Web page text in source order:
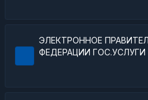
ЭЛЕКТРОННОЕ
ФЕДЕРАЦИИ ГОС.УСЛУГИ